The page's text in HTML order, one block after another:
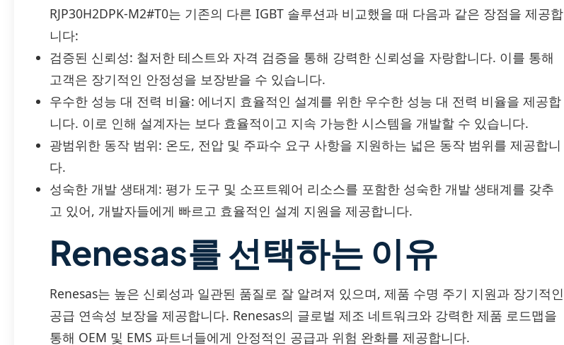
RJP30H2DPK-M2#T0는 기존의 다른 IGBT 솔루션과 비교했을 때 다음과 같은 장점을 제공합
니다:
검증된 신뢰성: 철저한 테스트와 자격 검증을 통해 강력한 신뢰성을 자랑합니다. 이를 통해
고객은 장기적인 안정성을 보장받을 수 있습니다.
우수한 성능 대 전력 비율: 에너지 효율적인 설계를 위한 우수한 성능 대 전력 비율을 제공합
니다. 이로 인해 설계자는 보다 효율적이고 지속 가능한 시스템을 개발할 수 있습니다.
광범위한 동작 범위: 온도, 전압 및 주파수 요구 사항을 지원하는 넓은 동작 범위를 제공합니
다.
성숙한 개발 생태계: 평가 도구 및 소프트웨어 리소스를 포함한 성숙한 개발 생태계를 갖추
고 있어, 개발자들에게 빠르고 효율적인 설계 지원을 제공합니다.
Renesas를 선택하는 이유
Renesas는 높은 신뢰성과 일관된 품질로 잘 알려져 있으며, 제품 수명 주기 지원과 장기적인
공급 연속성 보장을 제공합니다. Renesas의 글로벌 제조 네트워크와 강력한 제품 로드맵을
통해 OEM 및 EMS 파트너들에게 안정적인 공급과 위험 완화를 제공합니다.